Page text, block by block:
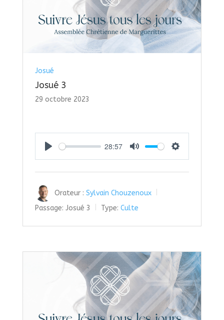
Josué
Josué 3
29 octobre 2023
28:57
Orateur : Sylvain Chouzenoux
Passage: Josué 3 Type: Culte